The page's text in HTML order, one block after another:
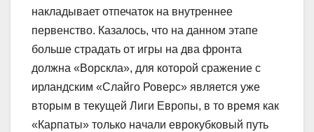
накладывает отпечаток на внутреннее
первенство. Казалось, что на данном этапе
больше страдать от игры на два фронта
должна «Ворскла», для которой сражение с
ирландским «Слайго Роверс» является уже
вторым в текущей Лиги Европы, в то время как
«Карпаты» только начали еврокубковый путь